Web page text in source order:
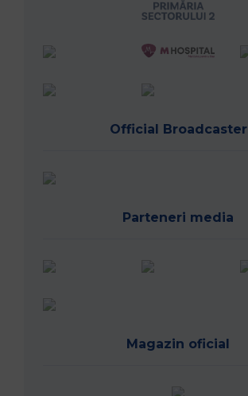
Official Broadcaster
Parteneri media
Magazin oficial